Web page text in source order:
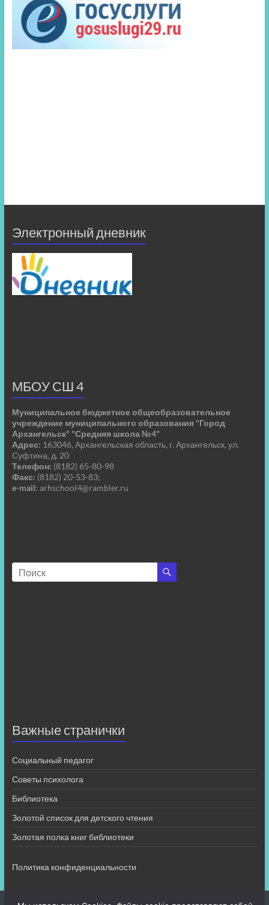
Электронный дневник
МБОУ СШ 4
Муниципальное бюджетное общеобразовательное
учреждение муниципального образования "Город
Архангельск" "Средняя школа №4"
Адрес: 163046, Архангельская область, г. Архангельск, ул.
Суфтина, д. 20
Телефон: (8182) 65-80-98
Факс: (8182) 20-53-83;
e-mail: arhschool4@rambler.ru
Важные странички
Социальный педагог
Советы психолога
Библиотека
Золотой список для детского чтения
Золотая полка книг библиотеки
Политика конфиденциальности